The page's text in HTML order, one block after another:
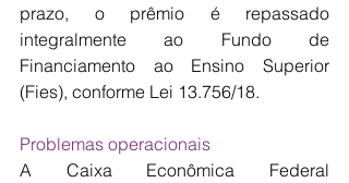
prazo, o prêmio é repassado
integralmente ao Fundo de
Financiamento ao Ensino Superior
(Fies), conforme Lei 13.756/18.
Problemas operacionais
​A Caixa Econômica Federal